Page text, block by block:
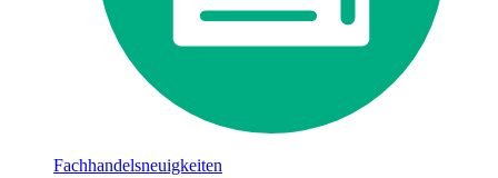
Fachhandelsneuigkeiten